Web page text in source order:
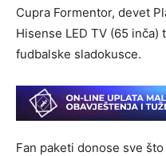
Cupra Formentor, devet
Hisense LED TV (65
fudbalske sladokusce.
Fan paketi donose sve